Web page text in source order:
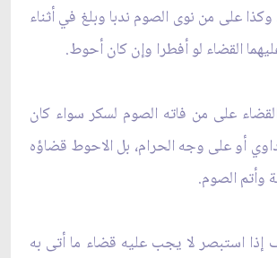
وكذا على من نوى الصوم ندبا وبلغ في أثناء
القضاء لو أفطرا وإن كان أحوط.
على من فاته الصوم لسكر سواء كان
أو على وجه الحرام، بل الاحوط قضاؤه
وأتم الصوم.
إذا استبصر لا يجب عليه قضاء ما أتى به